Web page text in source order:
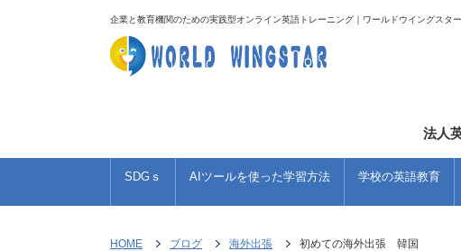
企業と教育機関のための実践型オンライン英語トレーニング｜ワールドウイングスタ
法人
SDGｓ AIツールを使った学習方法 学校の英語教育
HOME ブログ 海外出張 初めての海外出張 韓国